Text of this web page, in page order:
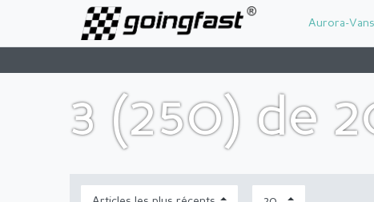
Aurora-
3 (250) de